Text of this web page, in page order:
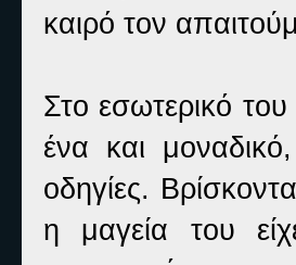
καιρό τον
Στο εσωτερικό
ένα και
οδηγίες.
η μαγεία του